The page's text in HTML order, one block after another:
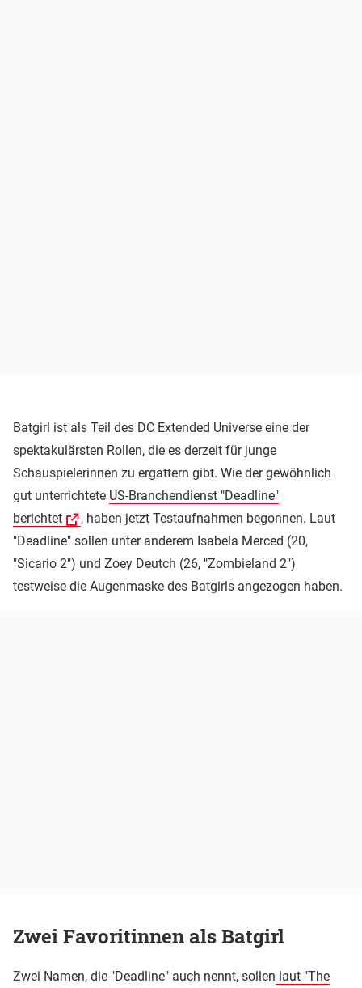
Batgirl ist als Teil des DC Extended Universe eine der
spektakulärsten Rollen, die es derzeit für junge
Schauspielerinnen zu ergattern gibt. Wie der gewöhnlich
gut unterrichtete US-Branchendienst "Deadline"
berichtet
, haben jetzt Testaufnahmen begonnen. Laut
"Deadline" sollen unter anderem Isabela Merced (20,
"Sicario 2") und Zoey Deutch (26, "Zombieland 2")
testweise die Augenmaske des Batgirls angezogen haben.
Zwei Favoritinnen als Batgirl
Zwei Namen, die "Deadline" auch nennt, sollen laut "The